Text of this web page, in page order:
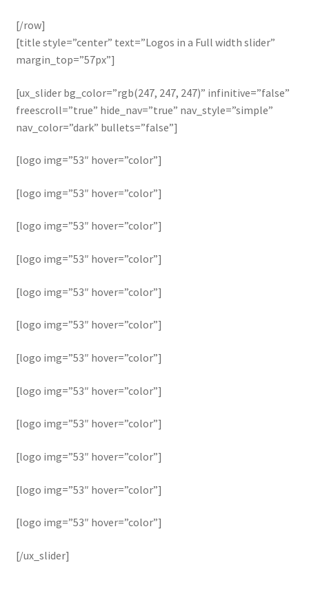
[/row]
[title style=”center” text=”Logos in a Full width slider”
margin_top=”57px”]
[ux_slider bg_color=”rgb(247, 247, 247)” infinitive=”false”
freescroll=”true” hide_nav=”true” nav_style=”simple”
nav_color=”dark” bullets=”false”]
[logo img=”53″ hover=”color”]
[logo img=”53″ hover=”color”]
[logo img=”53″ hover=”color”]
[logo img=”53″ hover=”color”]
[logo img=”53″ hover=”color”]
[logo img=”53″ hover=”color”]
[logo img=”53″ hover=”color”]
[logo img=”53″ hover=”color”]
[logo img=”53″ hover=”color”]
[logo img=”53″ hover=”color”]
[logo img=”53″ hover=”color”]
[logo img=”53″ hover=”color”]
[/ux_slider]